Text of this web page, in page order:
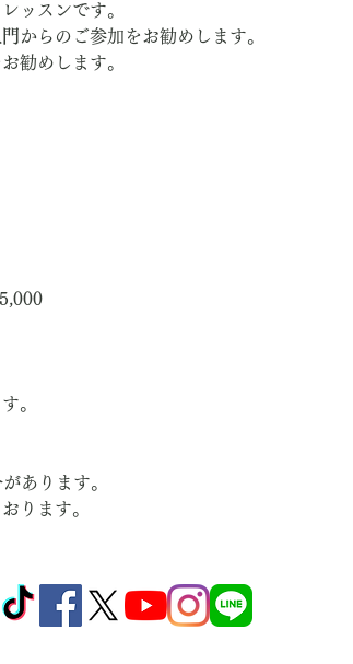
ッスンです。
からのご参加をお勧めします。
勧めします。
。
あります。
ります。